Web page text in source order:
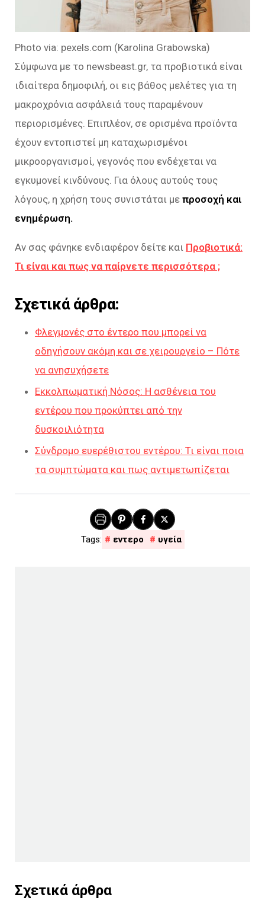
Photo via: pexels.com (Karolina Grabowska)
Σύμφωνα με το newsbeast.gr, τα προβιοτικά είναι
ιδιαίτερα δημοφιλή, οι εις βάθος μελέτες για τη
μακροχρόνια ασφάλειά τους παραμένουν
περιορισμένες. Επιπλέον, σε ορισμένα προϊόντα
έχουν εντοπιστεί μη καταχωρισμένοι
μικροοργανισμοί, γεγονός που ενδέχεται να
εγκυμονεί κινδύνους. Για όλους αυτούς τους
λόγους, η χρήση τους συνιστάται με προσοχή και
ενημέρωση.
Αν σας φάνηκε ενδιαφέρον δείτε και Προβιοτικά:
Τι είναι και πως να παίρνετε περισσότερα ;
Σχετικά άρθρα:
Φλεγμονές στο έντερο που μπορεί να
οδηγήσουν ακόμη και σε χειρουργείο – Πότε
να ανησυχήσετε
Εκκολπωματική Νόσος: Η ασθένεια του
εντέρου που προκύπτει από την
δυσκοιλιότητα
Σύνδρομο ευερέθιστου εντέρου: Τι είναι ποια
τα συμπτώματα και πως αντιμετωπίζεται
εντερο υγεία
Σχετικά άρθρα